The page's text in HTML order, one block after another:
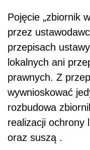
Pojęcie „zbiornik
przez
przepisach
lokalnych ani
prawnych. Z
wywnioskować
rozbudowa
realizacji ochrony
oraz suszą .